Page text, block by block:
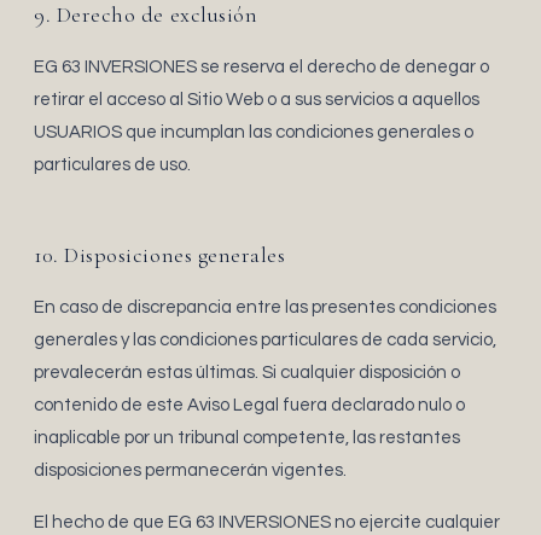
9. Derecho de exclusión
EG 63 INVERSIONES se reserva el derecho de denegar o
retirar el acceso al Sitio Web o a sus servicios a aquellos
USUARIOS que incumplan las condiciones generales o
particulares de uso.
10. Disposiciones generales
En caso de discrepancia entre las presentes condiciones
generales y las condiciones particulares de cada servicio,
prevalecerán estas últimas. Si cualquier disposición o
contenido de este Aviso Legal fuera declarado nulo o
inaplicable por un tribunal competente, las restantes
disposiciones permanecerán vigentes.
El hecho de que EG 63 INVERSIONES no ejercite cualquier